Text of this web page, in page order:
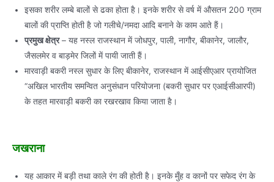
इसका शरीर लम्बे बालों से ढका होता है। इनके शरीर से वर्ष में औसतन 200 ग्राम
बालों की प्राप्ति होती है जो गलीचे/नमदा आदि बनाने के काम आते हैं।
प्रमुख क्षेत्र– यह नस्ल राजस्थान में जोधपुर, पाली, नागौर, बीकानेर, जालौर,
जैसलमेर व बाड़मेर जिलों में पायी जाती हैं।
मारवाड़ी बकरी नस्ल सुधार के लिए बीकानेर, राजस्थान में आईसीएआर प्रायोजित
“अखिल भारतीय समन्वित अनुसंधान परियोजना (बकरी सुधार पर एआईसीआरपी)
के तहत मारवाड़ी बकरी का रखरखाव किया जाता है।
जखराना
यह आकार में बड़ी तथा काले रंग की होती है। इनके मुँह व कानों पर सफेद रंग के